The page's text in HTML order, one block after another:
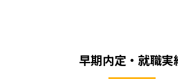
早期内定・就職実